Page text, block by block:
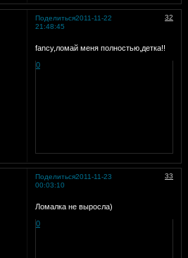
Поделиться 32
2011-11-22
21:48:45
fancy,ломай меня полностью,детка!!
0
Поделиться 33
2011-11-23
00:03:10
Ломалка не выросла)
0